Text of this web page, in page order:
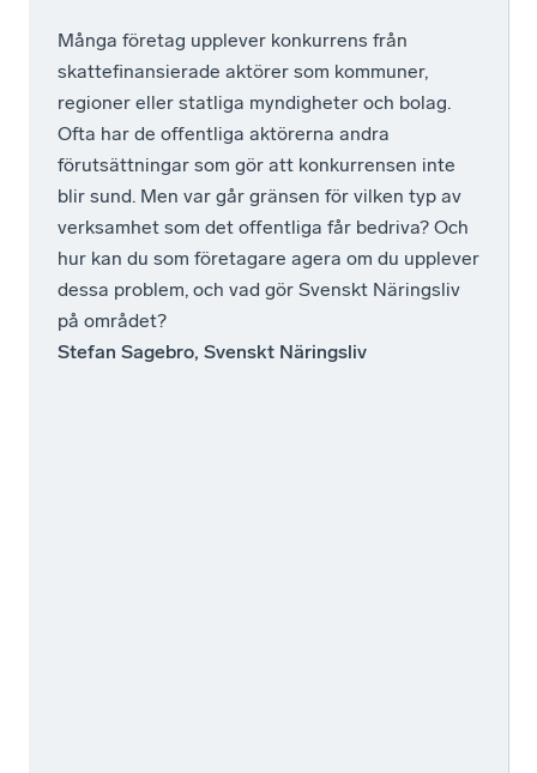
Många företag upplever konkurrens från
skattefinansierade aktörer som kommuner,
regioner eller statliga myndigheter och bolag.
Ofta har de offentliga aktörerna andra
förutsättningar som gör att konkurrensen inte
blir sund. Men var går gränsen för vilken typ av
verksamhet som det offentliga får bedriva? Och
hur kan du som företagare agera om du upplever
dessa problem, och vad gör Svenskt Näringsliv
på området?
Stefan Sagebro, Svenskt Näringsliv